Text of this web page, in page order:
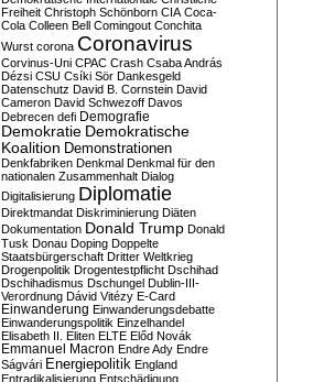
Freiheit Christoph Schönborn CIA Coca-
Cola Colleen Bell Comingout Conchita
Wurst corona Coronavirus
Corvinus-Uni CPAC Crash Csaba András
Dézsi CSU Csíki Sör Dankesgeld
Datenschutz David B. Cornstein David
Cameron David Schwezoff Davos
Debrecen defi Demografie
Demokratie Demokratische
Koalition Demonstrationen
Denkfabriken Denkmal Denkmal für den
nationalen Zusammenhalt Dialog
Digitalisierung Diplomatie
Direktmandat Diskriminierung Diäten
Dokumentation Donald Trump Donald
Tusk Donau Doping Doppelte
Staatsbürgerschaft Dritter Weltkrieg
Drogenpolitik Drogentestpflicht Dschihad
Dschihadismus Dschungel Dublin-III-
Verordnung Dávid Vitézy E-Card
Einwanderung Einwanderungsdebatte
Einwanderungspolitik Einzelhandel
Elisabeth II. Eliten ELTE Előd Novák
Emmanuel Macron Endre Ady Endre
Ságvári Energiepolitik England
Entradikalisierung Entschädigung